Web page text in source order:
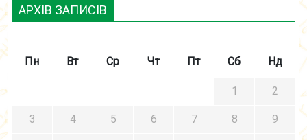
АРХІВ ЗАПИСІВ
Пн Вт Ср Чт Пт Сб Нд
1 2
3 4 5 6 7 8 9